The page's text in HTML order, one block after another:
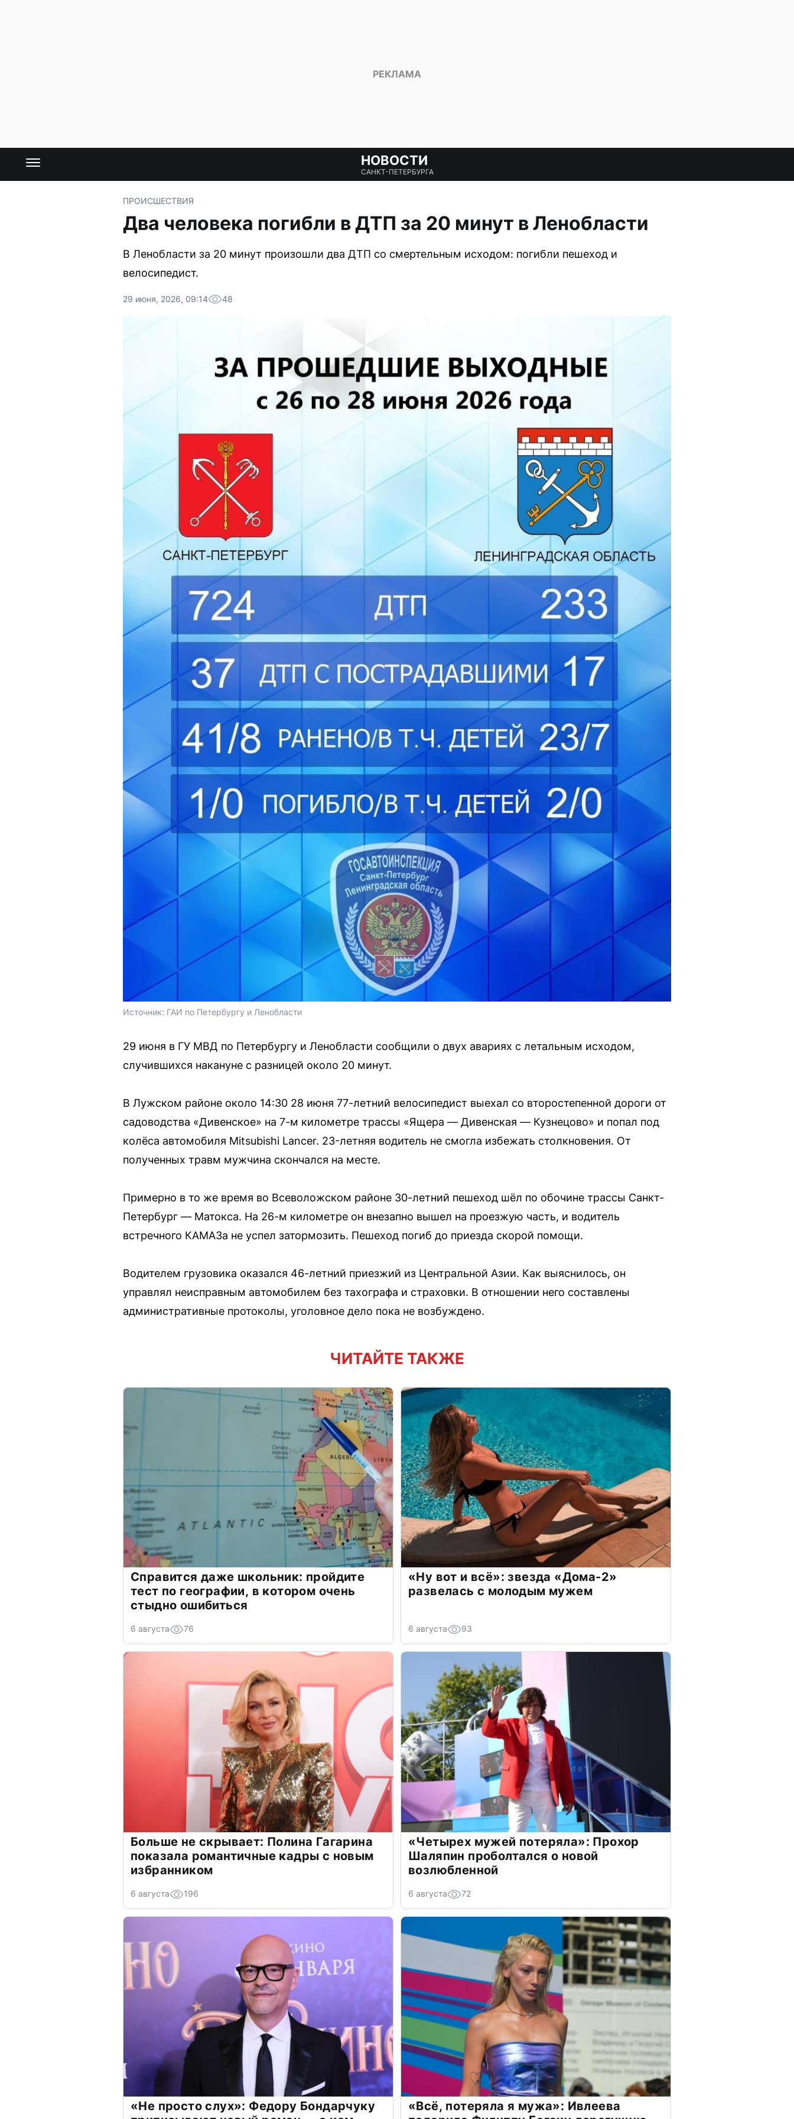
НОВОСТИ
САНКТ-ПЕТЕРБУРГА
ПРОИСШЕСТВИЯ
Два человека погибли в ДТП за 20 минут в Ленобласти
В Ленобласти за 20 минут произошли два ДТП со смертельным исходом: погибли пешеход и
велосипедист.
29 июня, 2026, 09:14 48
Источник: ГАИ по Петербургу и Ленобласти
29 июня в ГУ МВД по Петербургу и Ленобласти сообщили о двух авариях с летальным исходом,
случившихся накануне с разницей около 20 минут.
В Лужском районе около 14:30 28 июня 77-летний велосипедист выехал со второстепенной дороги от
садоводства «Дивенское» на 7-м километре трассы «Ящера — Дивенская — Кузнецово» и попал под
колёса автомобиля Mitsubishi Lancer. 23-летняя водитель не смогла избежать столкновения. От
полученных травм мужчина скончался на месте.
Примерно в то же время во Всеволожском районе 30-летний пешеход шёл по обочине трассы Санкт-
Петербург — Матокса. На 26-м километре он внезапно вышел на проезжую часть, и водитель
встречного КАМАЗа не успел затормозить. Пешеход погиб до приезда скорой помощи.
Водителем грузовика оказался 46-летний приезжий из Центральной Азии. Как выяснилось, он
управлял неисправным автомобилем без тахографа и страховки. В отношении него составлены
административные протоколы, уголовное дело пока не возбуждено.
ЧИТАЙТЕ ТАКЖЕ
Справится даже школьник: пройдите
тест по географии, в котором очень
стыдно ошибиться
6 августа 76
«Ну вот и всё»: звезда «Дома-2»
развелась с молодым мужем
6 августа 93
Больше не скрывает: Полина Гагарина
показала романтичные кадры с новым
избранником
6 августа 196
«Четырех мужей потеряла»: Прохор
Шаляпин проболтался о новой
возлюбленной
6 августа 72
«Не просто слух»: Федору Бондарчуку
«Всё, потеряла я мужа»: Ивлеева